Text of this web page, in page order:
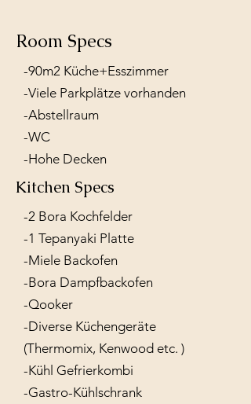
Room Specs
-90m2 Küche+Esszimmer
-Viele Parkplätze vorhanden
-Abstellraum
-WC
-Hohe Decken
Kitchen Specs
-2 Bora Kochfelder
-1 Tepanyaki Platte
-Miele Backofen
-Bora Dampfbackofen
-Qooker
-Diverse Küchengeräte
(Thermomix, Kenwood etc. )
-Kühl Gefrierkombi
-Gastro-Kühlschrank